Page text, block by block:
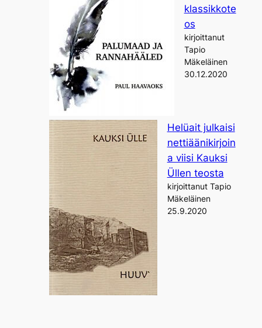
klassikkote
os
kirjoittanut
Tapio
Mäkeläinen
30.12.2020
Helüait julkaisi
nettiäänikirjoin
a viisi Kauksi
Üllen teosta
kirjoittanut Tapio
Mäkeläinen
25.9.2020